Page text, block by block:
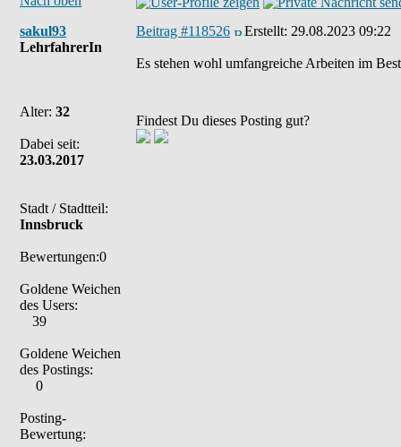
sakul93
LehrfahrerIn
Alter: 32
Dabei seit:
23.03.2017
Stadt / Stadtteil:
Innsbruck
Bewertungen:0
Goldene Weichen
des Users:
39
Goldene Weichen
des Postings:
0
Posting-
Bewertung:
Beitrag #118526 Erstellt: 29.08.2023 09:22
Es stehen wohl umfangreiche Arbeiten im
Findest Du dieses Posting gut?